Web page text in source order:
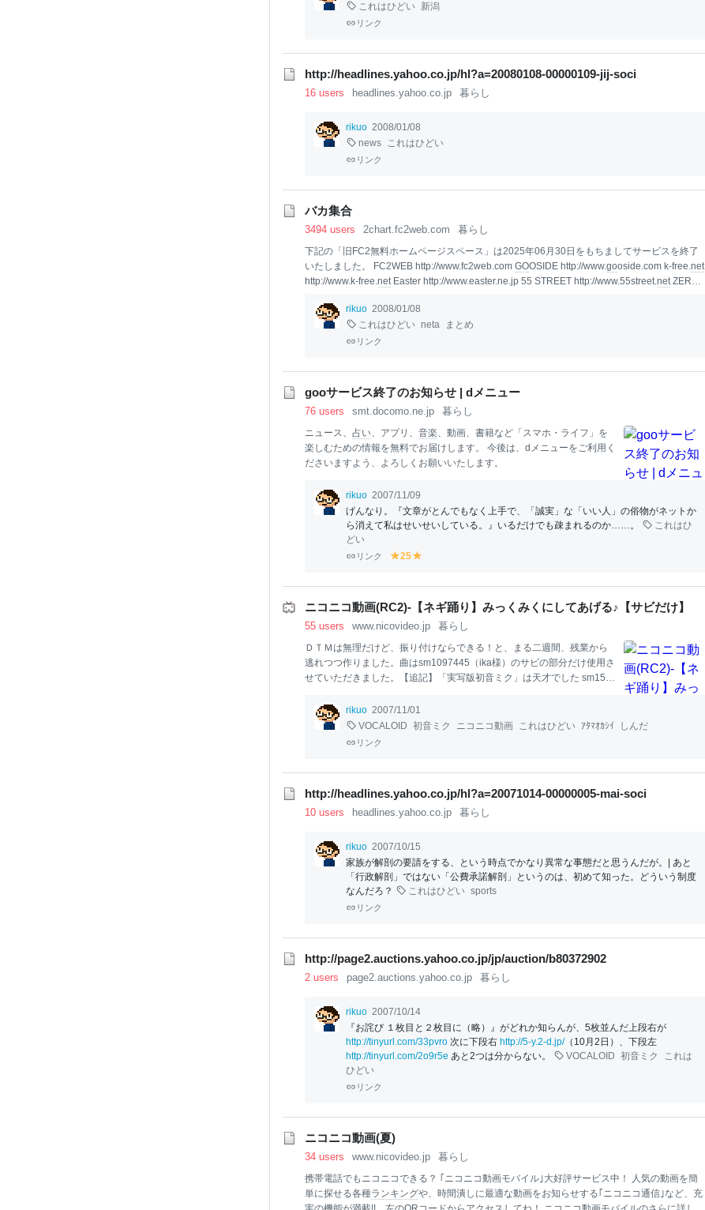
これはひどい 新潟
リンク
http://headlines.yahoo.co.jp/hl?a=20080108-00000109-jij-soci
16 users headlines.yahoo.co.jp 暮らし
rikuo 2008/01/08
news これはひどい
リンク
バカ集合
3494 users 2chart.fc2web.com 暮らし
下記の「旧FC2無料ホームページスペース」は2025年06月30日をもちましてサービスを終了
いたしました。 FC2WEB http://www.fc2web.com GOOSIDE http://www.gooside.com k-free.net
http://www.k-free.netEaster http://www.easter.ne.jp 55 STREET http://www.55street.netZERO_
rg Zero-yen.com http://www.zero-yen.com KT
rikuo 2008/01/08
これはひどい neta まとめ
リンク
gooサービス終了のお知らせ | dメニュー
76 users smt.docomo.ne.jp 暮らし
ニュース、 占い、アプリ、 音楽、動画、書籍など「スマホ・ライフ」を
楽しむための情報を無料でお届けします。 今後は、dメニューをご利用く
ださいますよう、よろしくお願いいたします。
rikuo 2007/11/09
げんなり。『文章がとんでもなく上手で、「誠実」な「いい人」の俗物がネットか
ら消えて私はせいせいしている。』いるだけでも疎まれるのか……。
これはひ
どい
リンク
y
lo
w
25
lo
w
ニコニコ動画(RC2)‐【ネギ踊り】みっくみくにしてあげる♪【サビだけ】
55 users www.nicovideo.jp 暮らし
ＤＴＭは無理だけど、振り付けならできる！と、まる二週間、残業から
逃れつつ作りました。曲はsm1097445（ika様）のサビの部分だけ使用さ
せていただきました。【追記】「実写版初音ミク」は天才でした sm1531
0/08】地味めの自作リストです mylist/5438717
rikuo 2007/11/01
VOCALOID 初音ミク ニコニコ動画 これはひどい ｱﾀﾏｵｶｼｲ しんだ
リンク
http://headlines.yahoo.co.jp/hl?a=20071014-00000005-mai-soci
10 users headlines.yahoo.co.jp 暮らし
rikuo 2007/10/15
家族が解剖の要請をする、という時点でかなり異常な事態だと思うんだが。| あと
「行政解剖」ではない「公費承諾解剖」というのは、初めて知った。どういう制度
なんだろ？
これはひどい sports
リンク
http://page2.auctions.yahoo.co.jp/jp/auction/b80372902
2 users page2.auctions.yahoo.co.jp 暮らし
rikuo 2007/10/14
『お詫び １枚目と２枚目に（略）』がどれか知らんが、5枚並んだ上段右が
http://tinyurl.com/33pvro 次に下段右 http://5-y.2-d.jp/（10月2日）、下段左
http://tinyurl.com/2o9r5e あと2つは分からない。 VOCALOID 初音ミク
これは
ひどい
リンク
ニコニコ動画(夏)
34 users www.nicovideo.jp 暮らし
携帯電話でもニコニコできる？ ｢ニコニコ動画モバイル｣大好評サービス中！ 人気の動画を簡
単に探せる各種ランキングや、時間潰しに最適な動画をお知らせする｢ニコニコ通信｣など、充